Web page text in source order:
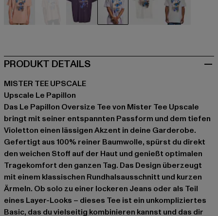
PRODUKT DETAILS
MISTER TEE UPSCALE
Upscale Le Papillon
Das Le Papillon Oversize Tee von Mister Tee Upscale
bringt mit seiner entspannten Passform und dem tiefen
Violetton einen lässigen Akzent in deine Garderobe.
Gefertigt aus 100% reiner Baumwolle, spürst du direkt
den weichen Stoff auf der Haut und genießt optimalen
Tragekomfort den ganzen Tag. Das Design überzeugt
mit einem klassischen Rundhalsausschnitt und kurzen
Ärmeln. Ob solo zu einer lockeren Jeans oder als Teil
eines Layer-Looks – dieses Tee ist ein unkompliziertes
Basic, das du vielseitig kombinieren kannst und das dir